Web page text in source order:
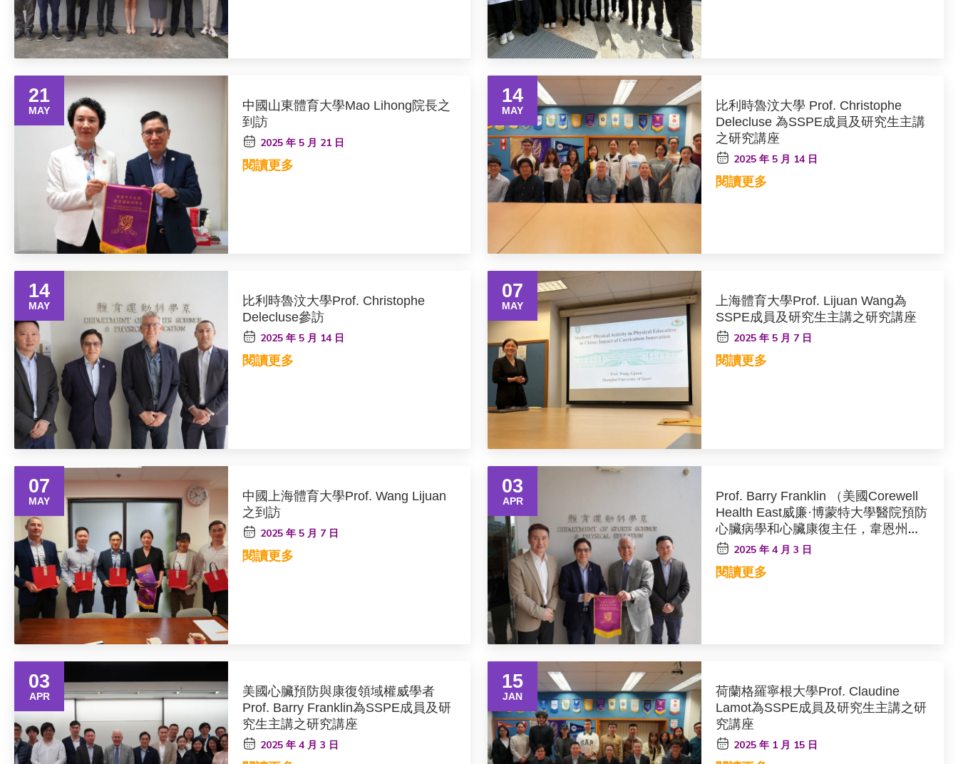
21
MAY
中國山東體育大學Mao Lihong院長之
到訪
2025 年 5 月 21 日
閱讀更多
14
MAY
比利時魯汶大學 Prof. Christophe
Delecluse 為SSPE成員及研究生主講
之研究講座
2025 年 5 月 14 日
閱讀更多
14
MAY
比利時魯汶大學Prof. Christophe
Delecluse參訪
2025 年 5 月 14 日
閱讀更多
07
MAY
上海體育大學Prof. Lijuan Wang為
SSPE成員及研究生主講之研究講座
2025 年 5 月 7 日
閱讀更多
07
MAY
中國上海體育大學Prof. Wang Lijuan
之到訪
2025 年 5 月 7 日
閱讀更多
03
APR
Prof. Barry Franklin （美國Corewell
Health East威廉·博蒙特大學醫院預防
心臟病學和心臟康復主任，韋恩州立
大學醫學院生理學教授，奧克蘭大學
威廉·博蒙特醫學院內科教授）
2025 年 4 月 3 日
閱讀更多
03
APR
美國心臟預防與康復領域權威學者
Prof. Barry Franklin為SSPE成員及研
究生主講之研究講座
2025 年 4 月 3 日
15
JAN
荷蘭格羅寧根大學Prof. Claudine
Lamot為SSPE成員及研究生主講之研
究講座
2025 年 1 月 15 日